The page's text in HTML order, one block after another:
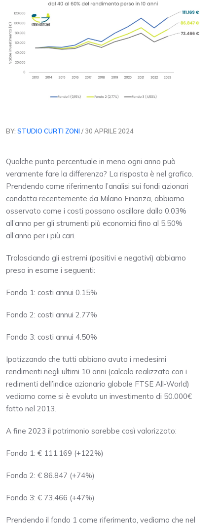
BY: STUDIO CURTI ZONI / 30 APRILE 2024
Qualche punto percentuale in meno ogni anno può
veramente fare la differenza? La risposta è nel grafico.
Prendendo come riferimento l’analisi sui fondi azionari
condotta recentemente da Milano Finanza, abbiamo
osservato come i costi possano oscillare dallo 0.03%
all’anno per gli strumenti più economici fino al 5.50%
all’anno per i più cari.
Tralasciando gli estremi (positivi e negativi) abbiamo
preso in esame i seguenti:
Fondo 1: costi annui 0.15%
Fondo 2: costi annui 2.77%
Fondo 3: costi annui 4.50%
Ipotizzando che tutti abbiano avuto i medesimi
rendimenti negli ultimi 10 anni (calcolo realizzato con i
redimenti dell’indice azionario globale FTSE All-World)
vediamo come si è evoluto un investimento di 50.000€
fatto nel 2013.
A fine 2023 il patrimonio sarebbe così valorizzato:
Fondo 1: € 111.169 (+122%)
Fondo 2: € 86.847 (+74%)
Fondo 3: € 73.466 (+47%)
Prendendo il fondo 1 come riferimento, vediamo che nel